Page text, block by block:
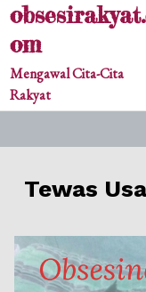
Skip
om
Mengawal Cita-Cita
Rakyat
Tewas